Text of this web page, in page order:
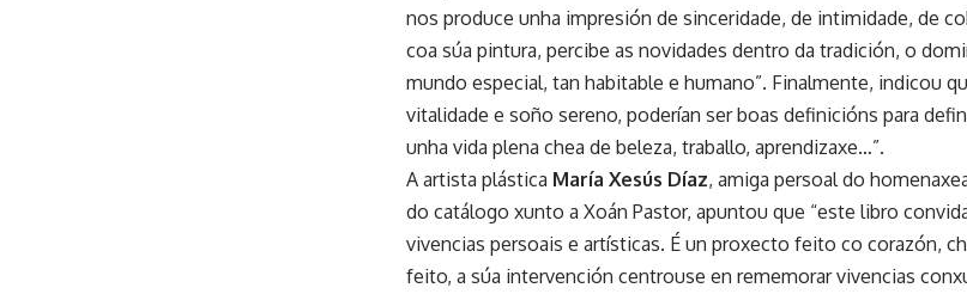
nos produce unha impresión de sinceridade, de intimidade, de
coa súa pintura, percibe as novidades dentro da tradición, o
mundo especial, tan habitable e humano”. Finalmente, indicou
vitalidade e soño sereno, poderían ser boas definicións para
unha vida plena chea de beleza, traballo, aprendizaxe…”.
A artista plástica María Xesús Díaz, amiga persoal do
do catálogo xunto a Xoán Pastor, apuntou que “este libro
vivencias persoais e artísticas. É un proxecto feito co corazón,
feito, a súa intervención centrouse en rememorar vivencias